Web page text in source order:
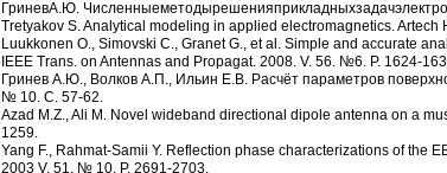
ГриневА.Ю.
Tretyakov S. Analytical modeling in applied electromagnetics. Artech
Luukkonen O., Simovski C., Granet G., et al. Simple and accurate
IEEE Trans. on Antennas and Propagat. 2008. V. 56. №6. P. 1624-
Гринев А.Ю., Волков А.П., Ильин Е.В. Расчёт параметров
№ 10. C. 57-62.
Azad M.Z., Ali M. Novel wideband directional dipole antenna on a
1259.
Yang F., Rahmat-Samii Y. Reflection phase characterizations of the
2003 V. 51. № 10. P. 2691-2703.